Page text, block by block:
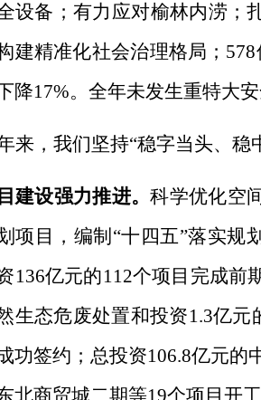
设备；有力应对榆林内涝；
建精准化社会治理格局；
降17%。全年未发生重特大
来，我们坚持“稳字当头、
建设强力推进。科学优化空
项目， 编制“十四五”落实规
136亿元的112个项目完成前
生态危废处置和投资1.3亿
功签约；总投资106.8亿元
北商贸城二期等19个项目开